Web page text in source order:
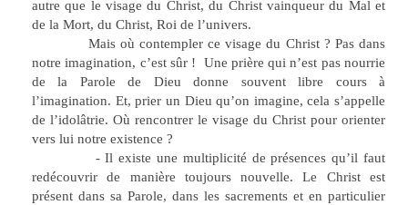
autre que le visage du Christ, du Christ vainqueur du Mal et
de la Mort, du Christ, Roi de l’univers.
Mais où contempler ce visage du Christ ? Pas dans
notre imagination, c’est sûr ! Une prière qui n’est pas nourrie
de la Parole de Dieu donne souvent libre cours à
l’imagination. Et, prier un Dieu qu’on imagine, cela s’appelle
de l’idolâtrie. Où rencontrer le visage du Christ pour orienter
vers lui notre existence ?
- Il existe une multiplicité de présences qu’il faut
redécouvrir de manière toujours nouvelle. Le Christ est
présent dans sa Parole, dans les sacrements et en particulier